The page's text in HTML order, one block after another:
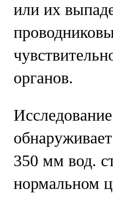
или их
органов.
350 мм вод.
нормальном